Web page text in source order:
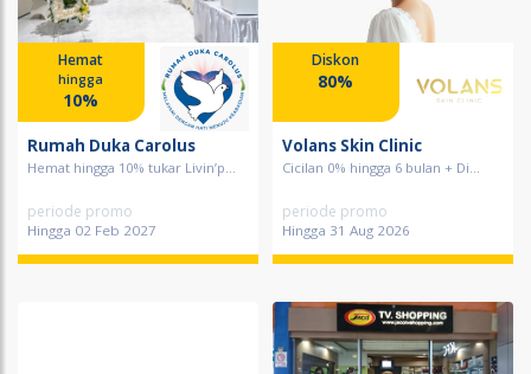
Hemat
hingga
10%
Rumah Duka Carolus
Hemat hingga 10% tukar Livin’p...
periode promo
Hingga 02 Feb 2027
Diskon
80%
Volans Skin Clinic
Cicilan 0% hingga 6 bulan + Di...
periode promo
Hingga 31 Aug 2026